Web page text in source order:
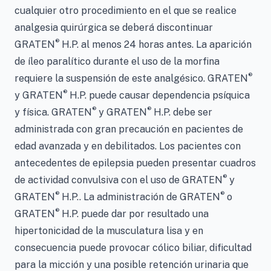
cualquier otro procedimiento en el que se realice
analgesia quirúrgica se deberá discontinuar
GRATEN® H.P. al menos 24 horas antes. La aparición
de íleo paralítico durante el uso de la morfina
requiere la suspensión de este analgésico. GRATEN®
y GRATEN® H.P. puede causar dependencia psíquica
y física. GRATEN® y GRATEN® H.P. debe ser
administrada con gran precaución en pacientes de
edad avanzada y en debilitados. Los pacientes con
antecedentes de epilepsia pueden presentar cuadros
de actividad convulsiva con el uso de GRATEN® y
GRATEN® H.P.. La administración de GRATEN® o
GRATEN® H.P. puede dar por resultado una
hipertonicidad de la musculatura lisa y en
consecuencia puede provocar cólico biliar, dificultad
para la micción y una posible retención urinaria que